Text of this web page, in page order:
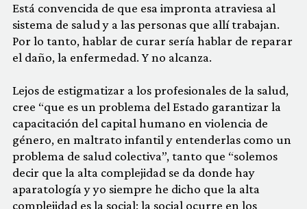
Está convencida de que esa impronta atraviesa al
sistema de salud y a las personas que allí trabajan.
Por lo tanto, hablar de curar sería hablar de reparar
el daño, la enfermedad. Y no alcanza.
Lejos de estigmatizar a los profesionales de la salud,
cree “que es un problema del Estado garantizar la
capacitación del capital humano en violencia de
género, en maltrato infantil y entenderlas como un
problema de salud colectiva”, tanto que “solemos
decir que la alta complejidad se da donde hay
aparatología y yo siempre he dicho que la alta
complejidad es la social: la social ocurre en los